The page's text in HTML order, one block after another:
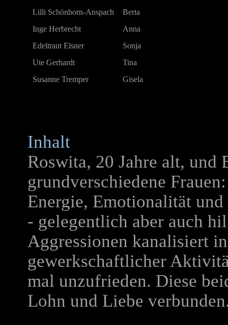
Lilli Schönborn-Anspach
Berta
Inge Herbrecht
Anna
Edeltraut Elsner
Sonja
Ute Gerhardt
Tina
Susanne Tremper
Gisela
Inhalt
Roswita, 20 Jahre alt,
grundverschiedene
Energie, Emotionalität
- gelegentlich aber auch
Aggressionen kanalisiert
gewerkschaftlicher
mal unzufrieden. Diese
Lohn und Liebe